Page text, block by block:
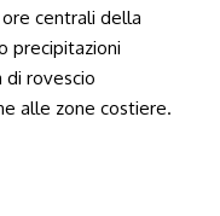
centrali della
precipitazioni
rovescio
alle zone costiere.